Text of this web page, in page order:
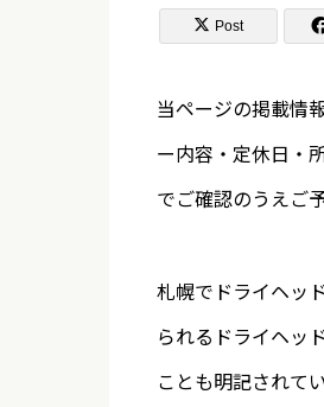
 Post
当ページの掲載情
ー内容・定休日・
でご確認のうえご
札幌でドライヘッ
られるドライヘッ
ことも明記されて